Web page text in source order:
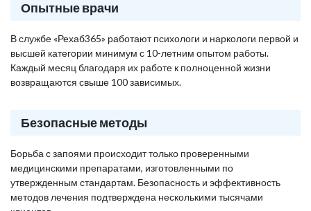
Опытные врачи
В службе «Рехаб365» работают психологи и наркологи первой и
высшей категории минимум с 10-летним опытом работы.
Каждый месяц благодаря их работе к полноценной жизни
возвращаются свыше 100 зависимых.
Безопасные методы
Борьба с запоями происходит только проверенными
медицинскими препаратами, изготовленными по
утвержденным стандартам. Безопасность и эффективность
методов лечения подтверждена несколькими тысячами